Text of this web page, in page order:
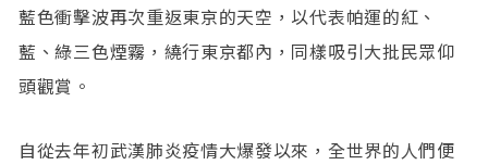
藍色衝擊波再次重返東京的天空，以代表帕運的紅、
藍、綠三色煙霧，繞行東京都內，同樣吸引大批民眾仰
頭觀賞。
自從去年初武漢肺炎疫情大爆發以來，全世界的人們便